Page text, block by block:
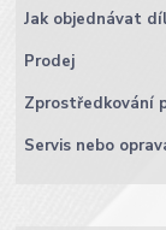
Jak objednávat
Prodej
Zprostředkování
Servis nebo